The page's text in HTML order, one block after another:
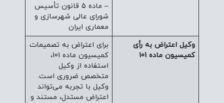
– ماده 5 قانون تأسیس
شورای عالی شهرسازی و
معماری ایران
وکیل اعتراض به رأی
کمیسیون ماده 101
برای اعتراض به تصمیمات
کمیسیون ماده 101،
استفاده از وکیل
متخصص ضروری است.
وکیل با تجربه می‌تواند
اعتراض مستدل، مستند و